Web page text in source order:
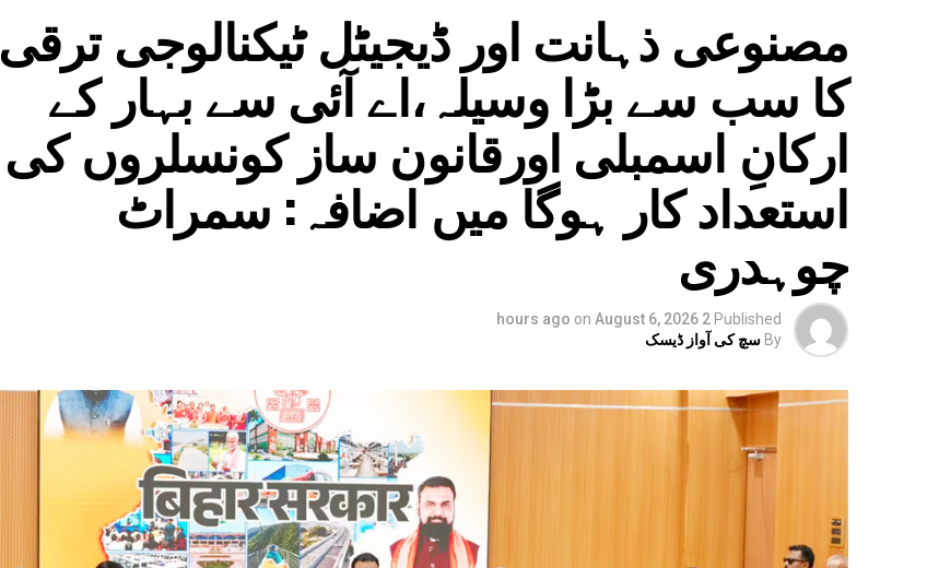
مصنوعی ذہانت اور ڈیجیٹل ٹیکنالوجی ترقی
کا سب سے بڑا وسیلہ،اے آئی سے بہار کے
ارکانِ اسمبلی اورقانون ساز کونسلروں کی
استعداد کار ہوگا میں اضافہ: سمراٹ
چوہدری
Published
2 hours ago
on August 6, 2026
By سچ کی آواز ڈیسک